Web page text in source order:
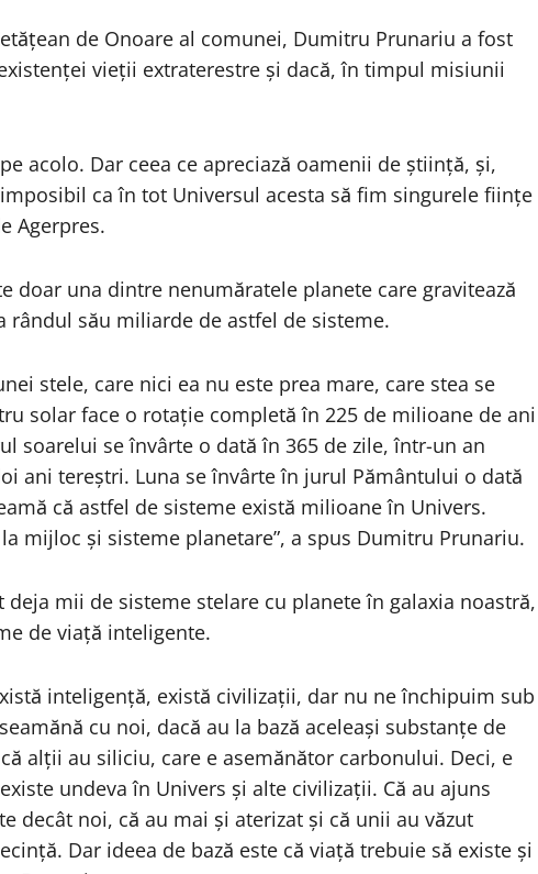
de Onoare al comunei, Dumitru Prunariu a fost
vieţii extraterestre şi dacă, în timpul misiunii
acolo. Dar ceea ce apreciază oamenii de ştiinţă, şi,
ca în tot Universul acesta să fim singurele fiinţe
Agerpres.
doar una dintre nenumăratele planete care gravitează
său miliarde de astfel de sisteme.
stele, care nici ea nu este prea mare, care stea se
solar face o rotaţie completă în 225 de milioane de ani
soarelui se învârte o dată în 365 de zile, într-un an
ani tereştri. Luna se învârte în jurul Pământului o dată
că astfel de sisteme există milioane în Univers.
mijloc şi sisteme planetare”, a spus Dumitru Prunariu.
mii de sisteme stelare cu planete în galaxia noastră,
de viaţă inteligente.
inteligenţă, există civilizaţii, dar nu ne închipuim sub
cu noi, dacă au la bază aceleaşi substanţe de
alţii au siliciu, care e asemănător carbonului. Deci, e
undeva în Univers şi alte civilizaţii. Că au ajuns
decât noi, că au mai şi aterizat şi că unii au văzut
Dar ideea de bază este că viaţă trebuie să existe şi